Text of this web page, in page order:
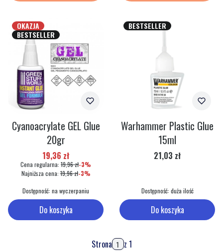
OKAZJA
BESTSELLER
Do koszyka
Cyanoacrylate GEL Glue
20gr
Cena promocyjna
19,36 zł
Cena regularna: 19,96 zł-3%
Najniższa cena: 19,96 zł-3%
Dostępność: na wyczerpaniu
BESTSELLER
Do koszyka
Warhammer Plastic Glue
15ml
Cena
21,03 zł
Dostępność: duża ilość
Strona z 1